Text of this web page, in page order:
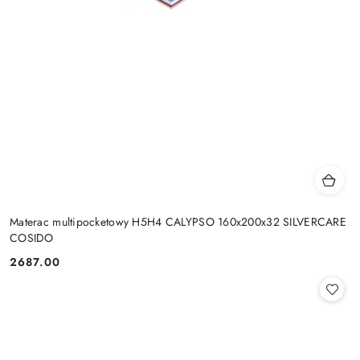
Materac multipocketowy H5H4 CALYPSO 160x200x32 SILVERCARE
COSIDO
Cena:
2687.00